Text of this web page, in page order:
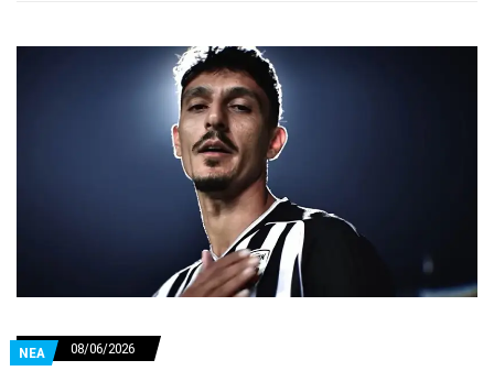
ΝΕΑ 08/06/2026